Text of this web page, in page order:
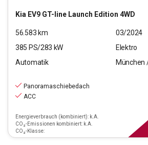
Kia EV9 GT-line Launch Edition 4WD
56.583 km
03/2024
385 PS/283 kW
Elektro
Automatik
München
Panoramaschiebedach
ACC
Energieverbrauch (kombiniert): k.A.
CO₂-Emissionen kombiniert: k.A.
CO₂-Klasse: